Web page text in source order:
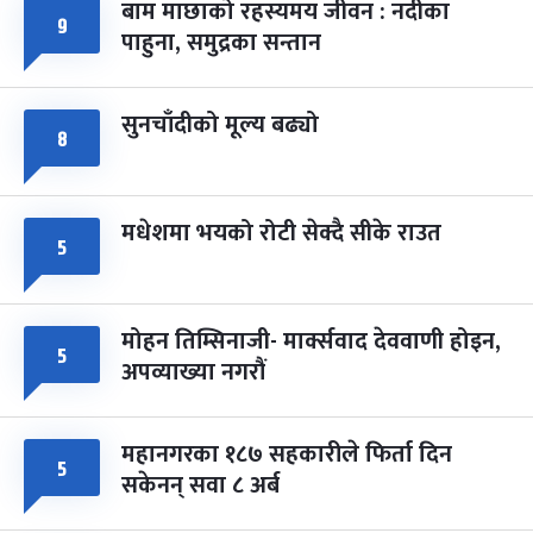
८
सोम
फागुपूर्णिमा
चैत्र ८, २०८३-Mar 22, 2027
७ महिना बाँकी
९ बाम माछाको रहस्यमय जीवन : नदीका
पाहुना, समुद्रका सन्तान
८ सुनचाँदीको मूल्य बढ्यो
५ मधेशमा भयको रोटी सेक्दै सीके राउत
५ मोहन तिम्सिनाजी- मार्क्सवाद देववाणी होइन,
अपव्याख्या नगरौं
५ महानगरका १८७ सहकारीले फिर्ता दिन
सकेनन् सवा ८ अर्ब